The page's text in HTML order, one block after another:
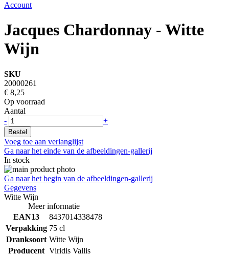
Account
Jacques Chardonnay - Witte
Wijn
SKU
20000261
€ 8,25
Op voorraad
Aantal
-
+
Bestel
Voeg toe aan verlanglijst
Ga naar het einde van de afbeeldingen-gallerij
In stock
Ga naar het begin van de afbeeldingen-gallerij
Gegevens
Witte Wijn
Meer informatie
EAN13
8437014338478
Verpakking 75 cl
Dranksoort Witte Wijn
Producent Viridis Vallis